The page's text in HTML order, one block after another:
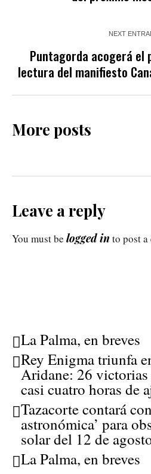
NEXT
Puntagorda acogerá el
lectura del manifiesto
More posts
Leave a reply
You must be logged in to post a
La Palma, en breves
Rey Enigma triunfa
Aridane: 26 victorias
casi cuatro horas de
Tazacorte contará
astronómica’ para
solar del 12 de
La Palma, en breves